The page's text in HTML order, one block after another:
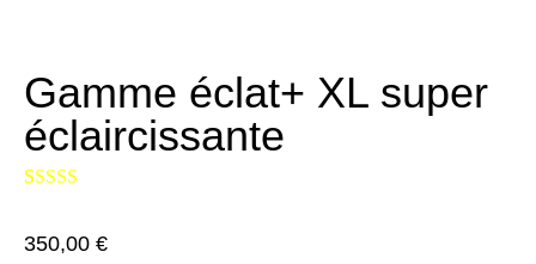
Gamme éclat+ XL super
éclaircissante
notation
350,00 €